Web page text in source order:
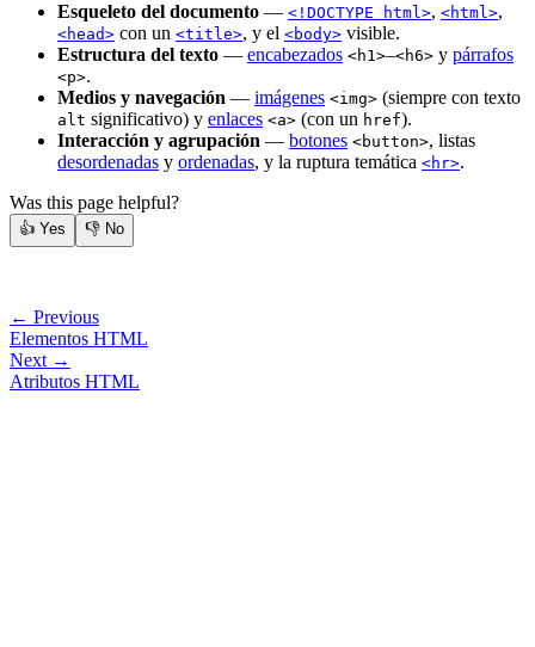
Esqueleto del documento — <!DOCTYPE html>, <html>,
<head> con un <title>, y el <body> visible.
Estructura del texto — encabezados <h1>–<h6> y párrafos
<p>.
Medios y navegación — imágenes <img> (siempre con texto
alt significativo) y enlaces <a> (con un href).
Interacción y agrupación — botones <button>, listas
desordenadas y ordenadas, y la ruptura temática <hr>.
Was this page helpful?
👍 Yes 👎 No
← Previous
Elementos HTML
Next →
Atributos HTML